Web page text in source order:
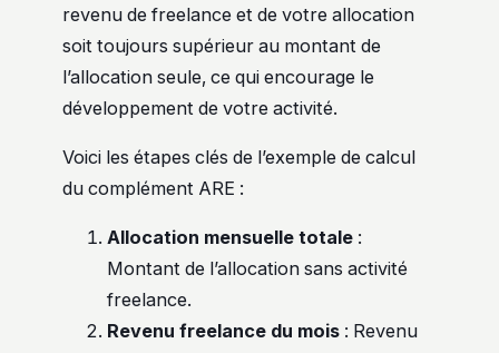
revenu de freelance et de votre allocation
soit toujours supérieur au montant de
l’allocation seule, ce qui encourage le
développement de votre activité.
Voici les étapes clés de l’exemple de calcul
du complément ARE :
Allocation mensuelle totale :
Montant de l’allocation sans activité
freelance.
Revenu freelance du mois : Revenu